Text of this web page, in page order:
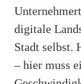
digitale
Stadt selbst.
– hier muss